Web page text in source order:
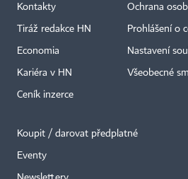
Kontakty
Tiráž redakce HN
Economia
Kariéra v HN
Ceník inzerce
Ochrana
Prohlášení o
Nastavení
Všeobecné
Koupit / darovat předplatné
Eventy